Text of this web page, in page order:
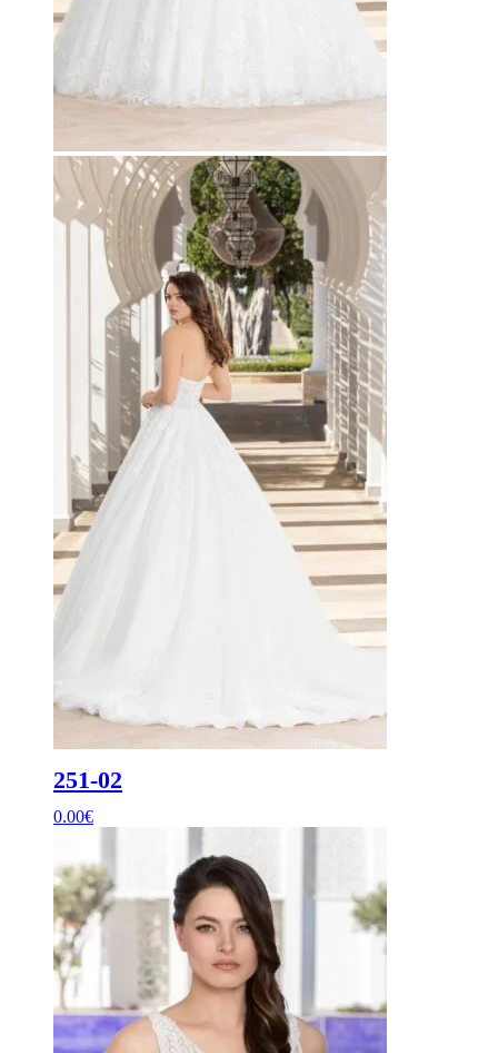
251-02
0.00€